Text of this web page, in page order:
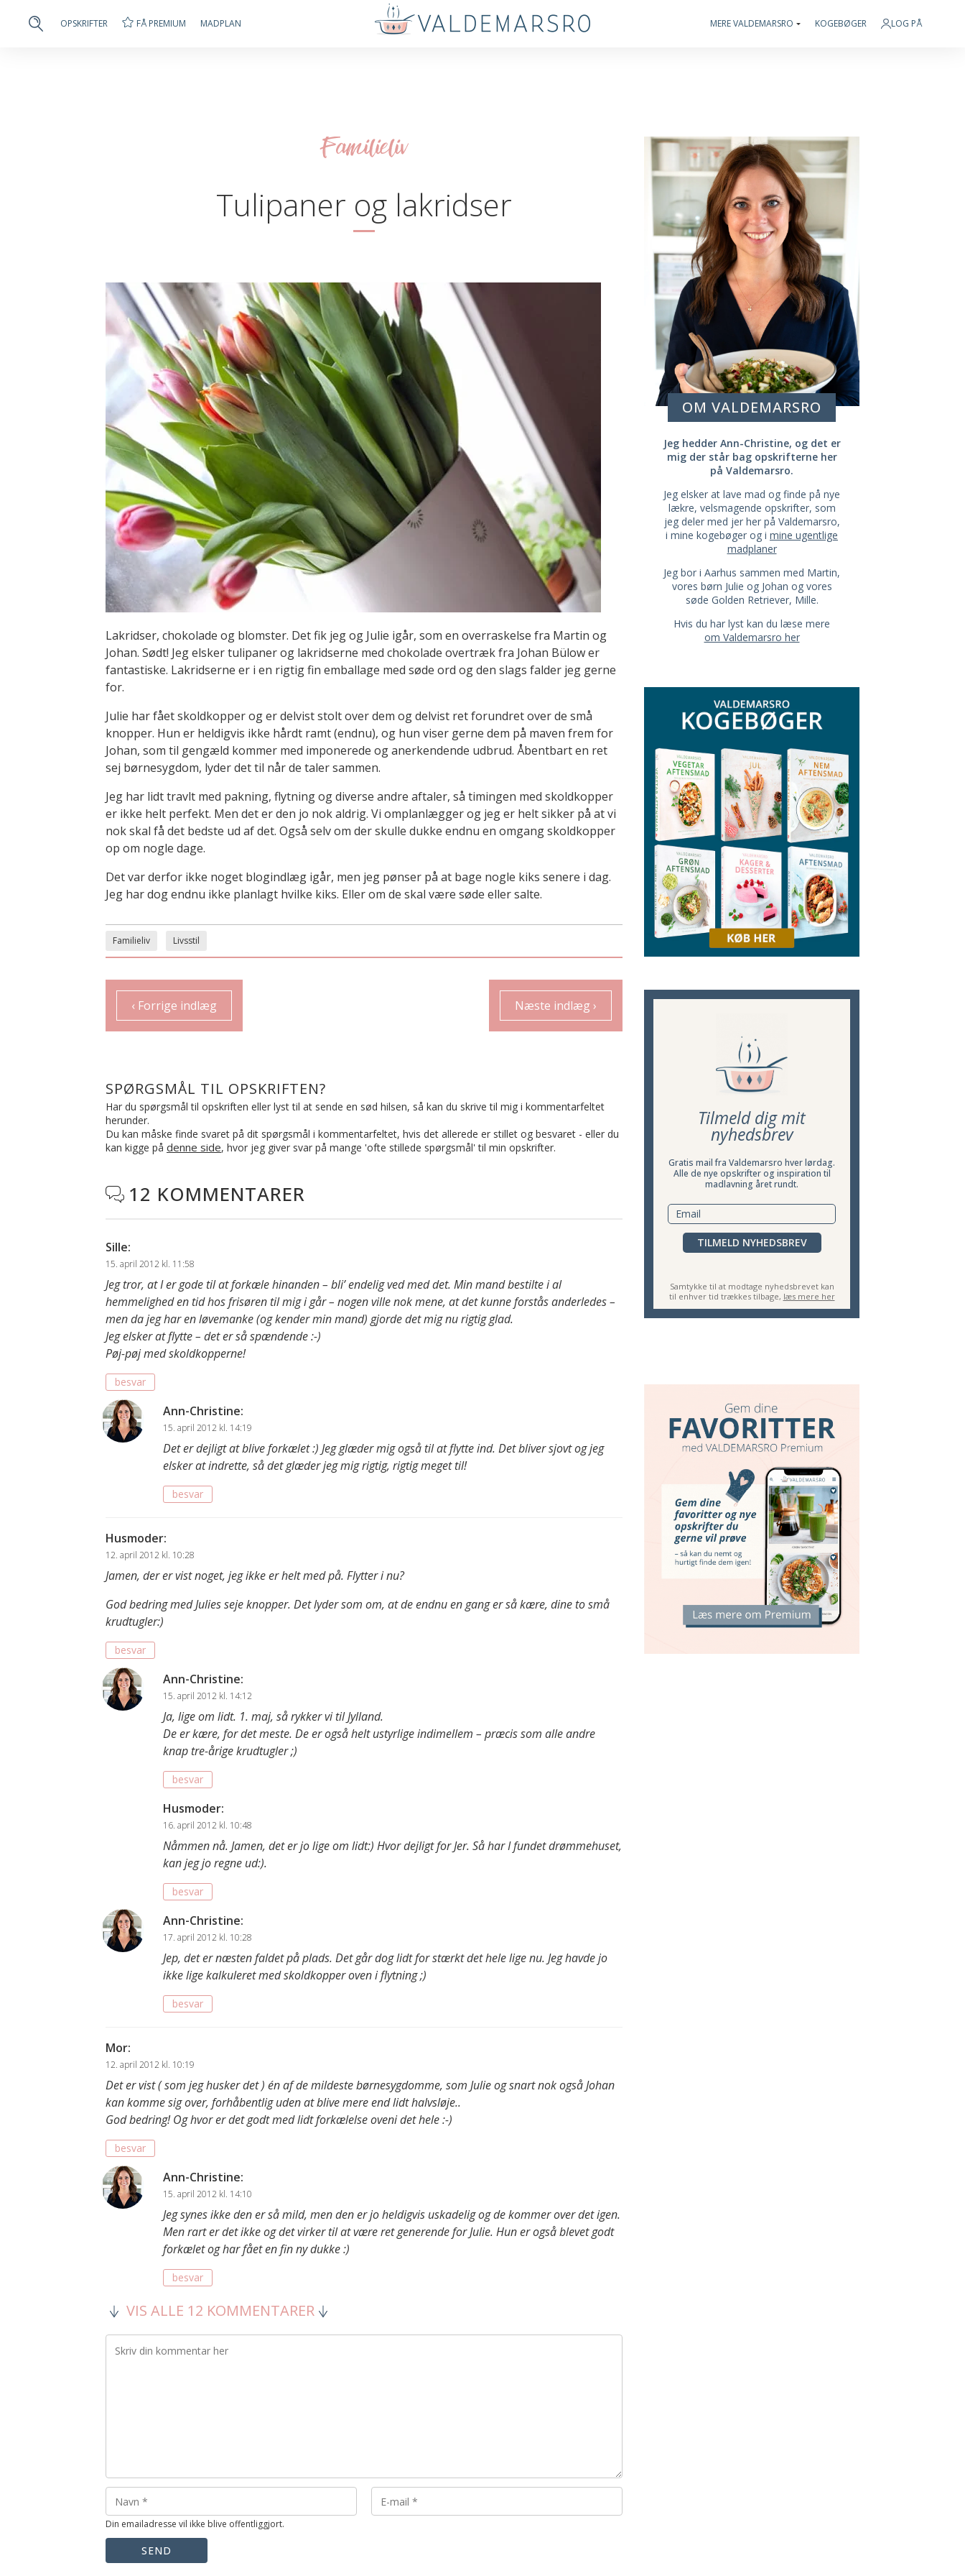
OPSKRIFTER FÅ PREMIUM MADPLAN MERE VALDEMARSRO KOGEBØGER LOG PÅ
Familieliv
Tulipaner og lakridser
Lakridser, chokolade og blomster. Det fik jeg og Julie igår, som en overraskelse fra Martin og
Johan. Sødt! Jeg elsker tulipaner og lakridserne med chokolade overtræk fra Johan Bülow er
fantastiske. Lakridserne er i en rigtig fin emballage med søde ord og den slags falder jeg gerne
for.
Julie har fået skoldkopper og er delvist stolt over dem og delvist ret forundret over de små
knopper. Hun er heldigvis ikke hårdt ramt (endnu), og hun viser gerne dem på maven frem for
Johan, som til gengæld kommer med imponerede og anerkendende udbrud. Åbentbart en ret
sej børnesygdom, lyder det til når de taler sammen.
Jeg har lidt travlt med pakning, flytning og diverse andre aftaler, så timingen med skoldkopper
er ikke helt perfekt. Men det er den jo nok aldrig. Vi omplanlægger og jeg er helt sikker på at vi
nok skal få det bedste ud af det. Også selv om der skulle dukke endnu en omgang skoldkopper
op om nogle dage.
Det var derfor ikke noget blogindlæg igår, men jeg pønser på at bage nogle kiks senere i dag.
Jeg har dog endnu ikke planlagt hvilke kiks. Eller om de skal være søde eller salte.
Familieliv Livsstil
‹ Forrige indlæg Næste indlæg ›
SPØRGSMÅL TIL OPSKRIFTEN?
Har du spørgsmål til opskriften eller lyst til at sende en sød hilsen, så kan du skrive til mig i kommentarfeltet
herunder.
Du kan måske finde svaret på dit spørgsmål i kommentarfeltet, hvis det allerede er stillet og besvaret - eller du
kan kigge på denne side, hvor jeg giver svar på mange 'ofte stillede spørgsmål' til min opskrifter.
 12 KOMMENTARER
Sille:
15. april 2012 kl. 11:58
Jeg tror, at I er gode til at forkæle hinanden – bli’ endelig ved med det. Min mand bestilte i al
hemmelighed en tid hos frisøren til mig i går – nogen ville nok mene, at det kunne forstås anderledes –
men da jeg har en løvemanke (og kender min mand) gjorde det mig nu rigtig glad.
Jeg elsker at flytte – det er så spændende :-)
Pøj-pøj med skoldkopperne!
besvar
Ann-Christine:
15. april 2012 kl. 14:19
Det er dejligt at blive forkælet :) Jeg glæder mig også til at flytte ind. Det bliver sjovt og jeg
elsker at indrette, så det glæder jeg mig rigtig, rigtig meget til!
besvar
Husmoder:
12. april 2012 kl. 10:28
Jamen, der er vist noget, jeg ikke er helt med på. Flytter i nu?
God bedring med Julies seje knopper. Det lyder som om, at de endnu en gang er så kære, dine to små
krudtugler:)
besvar
Ann-Christine:
15. april 2012 kl. 14:12
Ja, lige om lidt. 1. maj, så rykker vi til Jylland.
De er kære, for det meste. De er også helt ustyrlige indimellem – præcis som alle andre
knap tre-årige krudtugler ;)
besvar
Husmoder:
16. april 2012 kl. 10:48
Nåmmen nå. Jamen, det er jo lige om lidt:) Hvor dejligt for Jer. Så har I fundet drømmehuset,
kan jeg jo regne ud:).
besvar
Ann-Christine:
17. april 2012 kl. 10:28
Jep, det er næsten faldet på plads. Det går dog lidt for stærkt det hele lige nu. Jeg havde jo
ikke lige kalkuleret med skoldkopper oven i flytning ;)
besvar
Mor:
12. april 2012 kl. 10:19
Det er vist ( som jeg husker det ) én af de mildeste børnesygdomme, som Julie og snart nok også Johan
kan komme sig over, forhåbentlig uden at blive mere end lidt halvsløje..
God bedring! Og hvor er det godt med lidt forkælelse oveni det hele :-)
besvar
Ann-Christine:
15. april 2012 kl. 14:10
Jeg synes ikke den er så mild, men den er jo heldigvis uskadelig og de kommer over det igen.
Men rart er det ikke og det virker til at være ret generende for Julie. Hun er også blevet godt
forkælet og har fået en fin ny dukke :)
besvar
VIS ALLE 12 KOMMENTARER
Din emailadresse vil ikke blive offentliggjort.
SEND
OM VALDEMARSRO
Jeg hedder Ann-Christine, og det er
mig der står bag opskrifterne her
på Valdemarsro.
Jeg elsker at lave mad og finde på nye
lækre, velsmagende opskrifter, som
jeg deler med jer her på Valdemarsro,
i mine kogebøger og i mine ugentlige
madplaner
Jeg bor i Aarhus sammen med Martin,
vores børn Julie og Johan og vores
søde Golden Retriever, Mille.
Hvis du har lyst kan du læse mere
om Valdemarsro her
Tilmeld dig mit
nyhedsbrev
Gratis mail fra Valdemarsro hver lørdag.
Alle de nye opskrifter og inspiration til
madlavning året rundt.
TILMELD NYHEDSBREV
Samtykke til at modtage nyhedsbrevet kan
til enhver tid trækkes tilbage, læs mere her